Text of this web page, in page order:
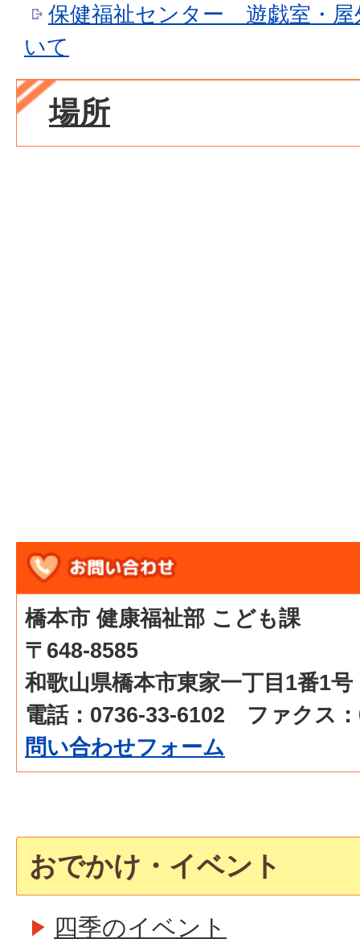
保健福祉センター 遊戯室・屋
いて
場所
橋本市 健康福祉部 こども課
〒648-8585
和歌山県橋本市東家一丁目1番1号
電話：0736-33-6102 ファクス
問い合わせフォーム
おでかけ・イベント
四季のイベント